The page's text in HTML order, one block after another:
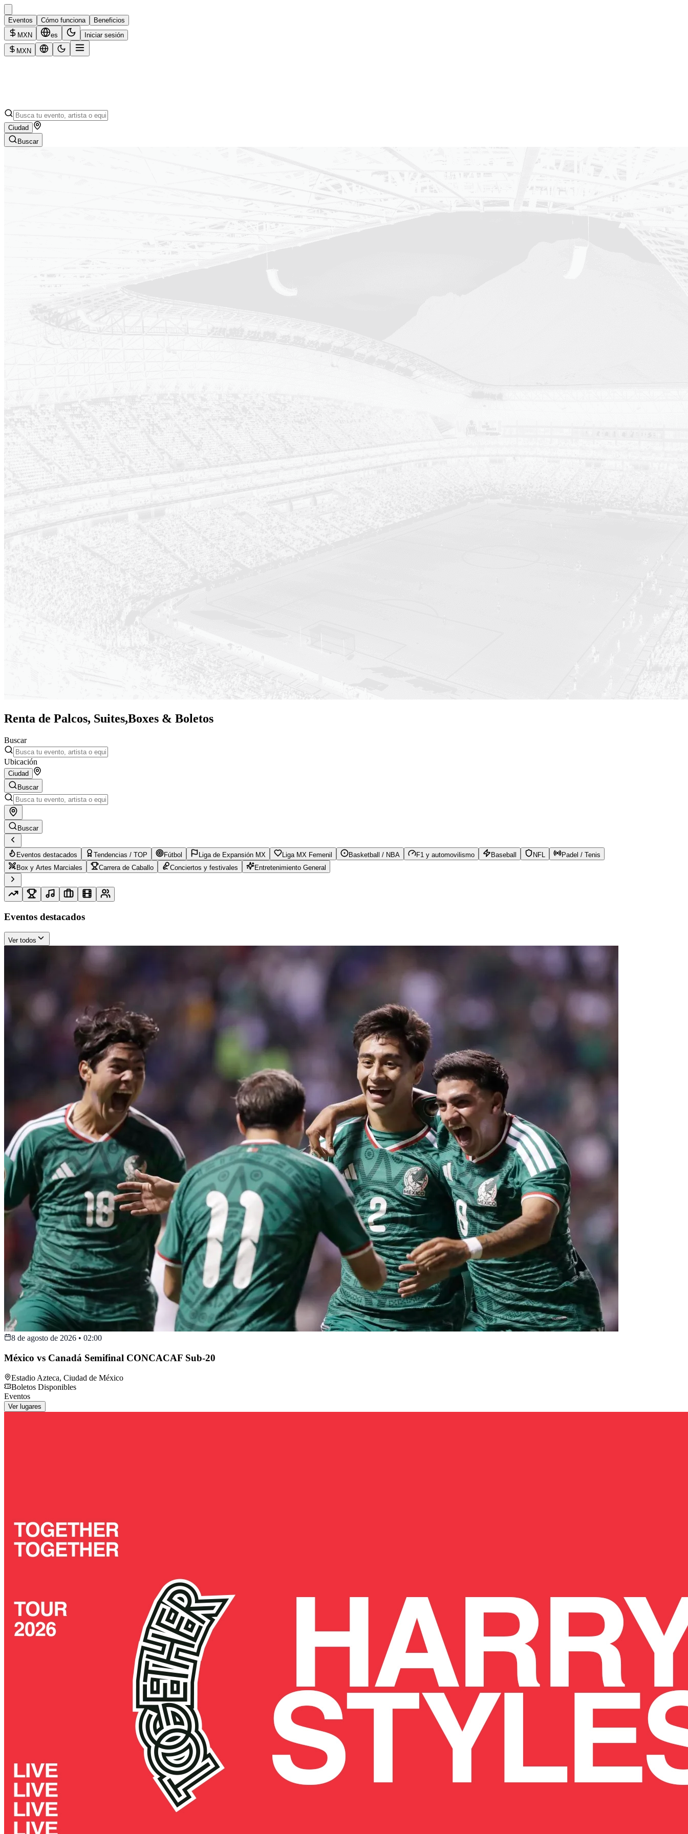
Eventos Cómo funciona
Beneficios
MXN
es Iniciar sesión
MXN
Ciudad
Buscar
Renta de Palcos, Suites,Boxes & Boletos
Buscar
Ubicación
Ciudad
Buscar
Buscar
Eventos destacados Tendencias / TOP Fútbol Liga de Expansión MX Liga MX Femenil Basketball / NBA F1 y automovilismo Baseball NFL
Padel / Tenis
Box y Artes Marciales
Carrera de Caballo Conciertos y festivales Entretenimiento General
Eventos destacados
Ver todos
8 de agosto de 2026 • 02:00
México vs Canadá Semifinal CONCACAF Sub-20
Estadio Azteca, Ciudad de México
Boletos Disponibles
Eventos
Ver lugares